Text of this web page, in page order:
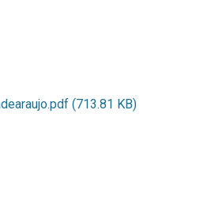
(713.81 KB)